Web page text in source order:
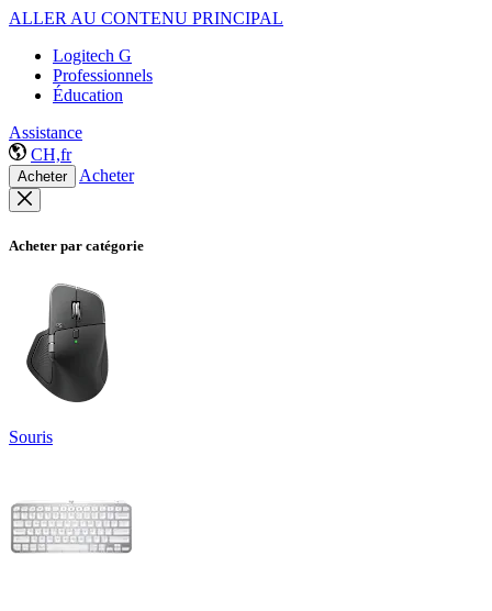
ALLER AU CONTENU PRINCIPAL
Logitech G
Professionnels
Éducation
Assistance
CH,fr
Acheter Acheter
Acheter par catégorie
Souris